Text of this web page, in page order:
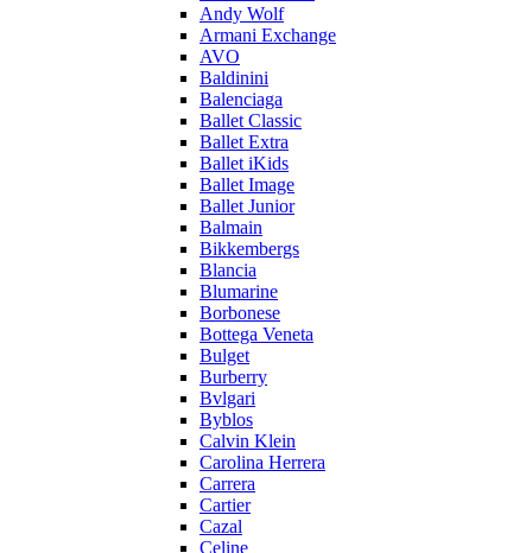
Andy Wolf
Armani Exchange
AVO
Baldinini
Balenciaga
Ballet Classic
Ballet Extra
Ballet iKids
Ballet Image
Ballet Junior
Balmain
Bikkembergs
Blancia
Blumarine
Borbonese
Bottega Veneta
Bulget
Burberry
Bvlgari
Byblos
Calvin Klein
Carolina Herrera
Carrera
Cartier
Cazal
Celine